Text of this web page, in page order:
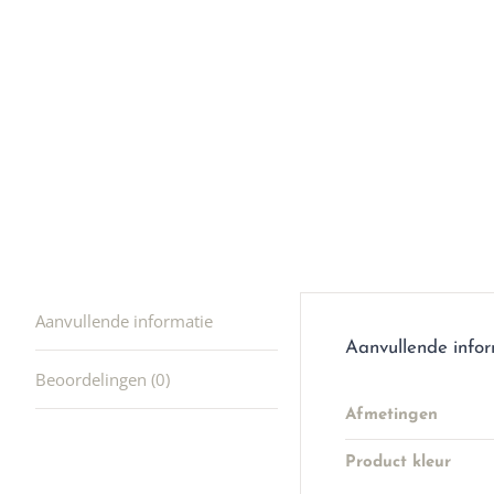
ook
Aanvullende informatie
Beoordelingen (0)
Aanvullende
Afmetingen
Product kleur